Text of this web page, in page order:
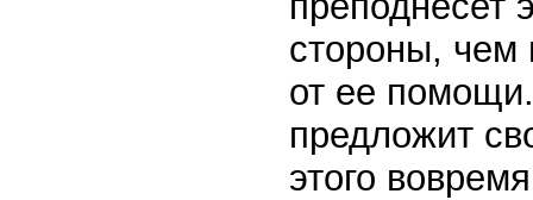
стороны, чем
от ее
предложит
этого